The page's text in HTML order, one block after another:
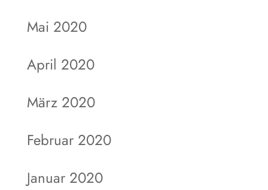
Mai 2020
April 2020
März 2020
Februar 2020
Januar 2020